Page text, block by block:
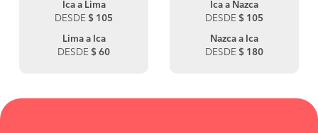
Ica a Lima
DESDE $ 105
Lima a Ica
DESDE $ 60
Ica a Nazca
DESDE $ 105
Nazca a Ica
DESDE $ 180